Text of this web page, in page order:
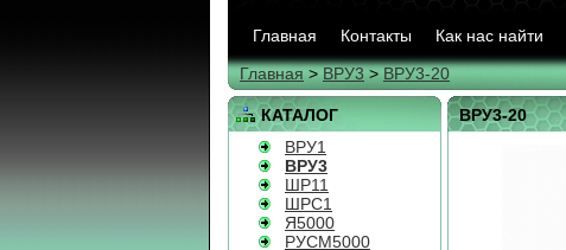
Главная Контакты Как нас найти
Главная > ВРУ3 >ВРУ3-20
КАТАЛОГ
ВРУ1
ВРУ3
ШР11
ШРС1
Я5000
РУСМ5000
ВРУ3-20